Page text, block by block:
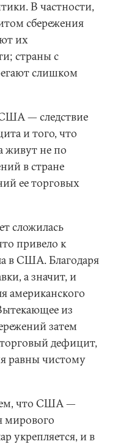
В частности,
сбережения
их
страны с
слишком
— следствие
и того, что
живут не по
в стране
ее торговых
сложилась
привело к
в США. Благодаря
а значит, и
американского
из
затем
дефицит,
равны чистому
что США —
мирового
укрепляется, и в